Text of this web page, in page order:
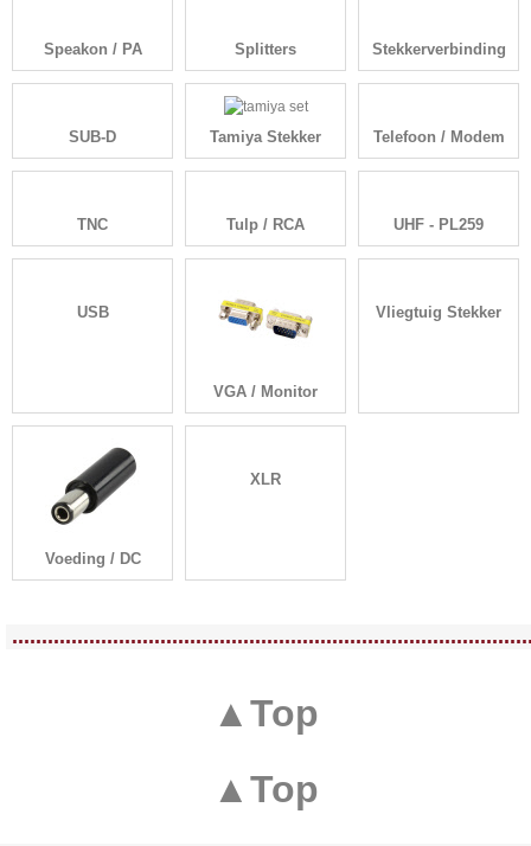
Speakon / PA Splitters Stekkerverbinding
SUB-D Tamiya Stekker Telefoon / Modem
TNC Tulp / RCA UHF - PL259
USB
VGA / Monitor
Vliegtuig Stekker
Voeding / DC
XLR
▲Top
▲Top